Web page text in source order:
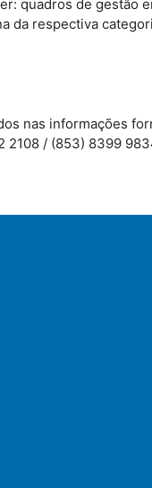
quadros de gestão
da respectiva
nas informações
2108 / (853) 8399